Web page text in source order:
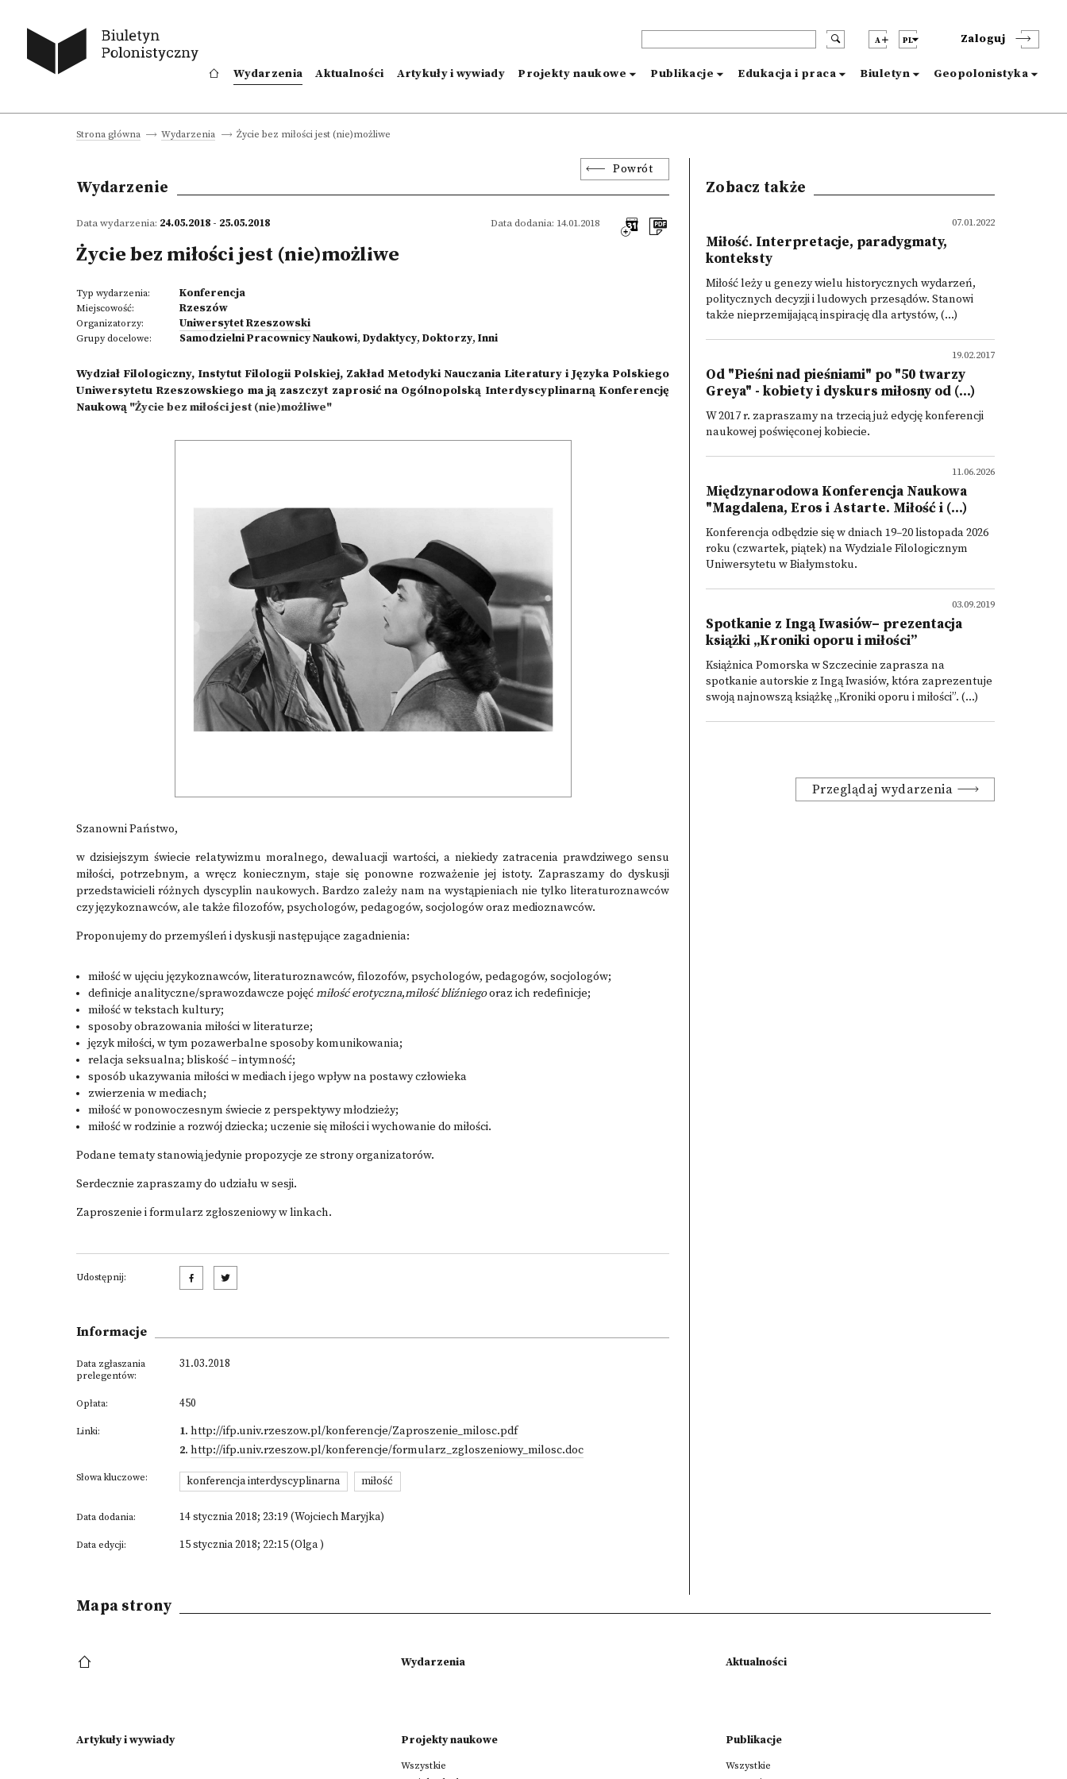
A PL Zaloguj
Wydarzenia Aktualności Artykuły i wywiady Projekty naukowe Publikacje Edukacja i praca Biuletyn Geopolonistyka
Strona główna Wydarzenia Życie bez miłości jest (nie)możliwe
Powrót
Wydarzenie
Data wydarzenia: 24.05.2018 - 25.05.2018 Data dodania: 14.01.2018
Życie bez miłości jest (nie)możliwe
Typ wydarzenia: Konferencja
Miejscowość: Rzeszów
Organizatorzy: Uniwersytet Rzeszowski
Grupy docelowe: Samodzielni Pracownicy Naukowi, Dydaktycy, Doktorzy, Inni
Wydział Filologiczny, Instytut Filologii Polskiej, Zakład Metodyki Nauczania Literatury i Języka Polskiego
Uniwersytetu Rzeszowskiego ma ją zaszczyt zaprosić na Ogólnopolską Interdyscyplinarną Konferencję
Naukową "Życie bez miłości jest (nie)możliwe"
Szanowni Państwo,
w dzisiejszym świecie relatywizmu moralnego, dewaluacji wartości, a niekiedy zatracenia prawdziwego sensu
miłości, potrzebnym, a wręcz koniecznym, staje się ponowne rozważenie jej istoty. Zapraszamy do dyskusji
przedstawicieli różnych dyscyplin naukowych. Bardzo zależy nam na wystąpieniach nie tylko literaturoznawców
czy językoznawców, ale także filozofów, psychologów, pedagogów, socjologów oraz medioznawców.
Proponujemy do przemyśleń i dyskusji następujące zagadnienia:
miłość w ujęciu językoznawców, literaturoznawców, filozofów, psychologów, pedagogów, socjologów;
definicje analityczne/sprawozdawcze pojęćmiłość erotyczna,miłość bliźniegooraz ich redefinicje;
miłość w tekstach kultury;
sposoby obrazowania miłości w literaturze;
język miłości, w tym pozawerbalne sposoby komunikowania;
relacja seksualna; bliskość – intymność;
sposób ukazywania miłości w mediach i jego wpływ na postawy człowieka
zwierzenia w mediach;
miłość w ponowoczesnym świecie z perspektywy młodzieży;
miłość w rodzinie a rozwój dziecka; uczenie się miłości i wychowanie do miłości.
Podane tematy stanowią jedynie propozycje ze strony organizatorów.
Serdecznie zapraszamy do udziału w sesji.
Zaproszenie i formularz zgłoszeniowy w linkach.
Udostępnij:
Informacje
Data zgłaszania
prelegentów:
31.03.2018
Opłata: 450
Linki: 1. http://ifp.univ.rzeszow.pl/konferencje/Zaproszenie_milosc.pdf
2. http://ifp.univ.rzeszow.pl/konferencje/formularz_zgloszeniowy_milosc.doc
Słowa kluczowe: konferencja interdyscyplinarna miłość
Data dodania: 14 stycznia 2018; 23:19 (Wojciech Maryjka)
Data edycji: 15 stycznia 2018; 22:15 (Olga )
Zobacz także
07.01.2022
Miłość. Interpretacje, paradygmaty,
konteksty
Miłość leży u genezy wielu historycznych wydarzeń,
politycznych decyzji i ludowych przesądów. Stanowi
także nieprzemijającą inspirację dla artystów, (...)
19.02.2017
Od "Pieśni nad pieśniami" po "50 twarzy
Greya" - kobiety i dyskurs miłosny od (...)
W 2017 r. zapraszamy na trzecią już edycję konferencji
naukowej poświęconej kobiecie.
11.06.2026
Międzynarodowa Konferencja Naukowa
"Magdalena, Eros i Astarte. Miłość i (...)
Konferencja odbędzie się w dniach 19–20 listopada 2026
roku (czwartek, piątek) na Wydziale Filologicznym
Uniwersytetu w Białymstoku.
03.09.2019
Spotkanie z Ingą Iwasiów– prezentacja
książki „Kroniki oporu i miłości”
Książnica Pomorska w Szczecinie zaprasza na
spotkanie autorskie z Ingą Iwasiów, która zaprezentuje
swoją najnowszą książkę „Kroniki oporu i miłości”. (...)
Przeglądaj wydarzenia
Mapa strony
Wydarzenia Aktualności
Artykuły i wywiady Projekty naukowe
Wszystkie
Publikacje
Wszystkie